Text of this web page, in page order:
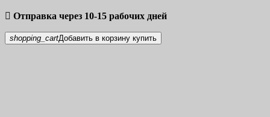
 Отправка через 10-15 рабочих дней
shopping_cartДобавить в корзину купить